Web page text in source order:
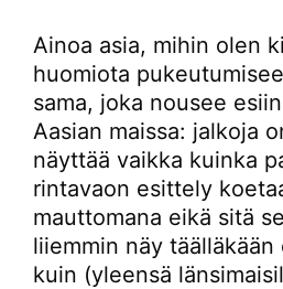
Ainoa asia, mihin olen
huomiota
sama, joka nousee
Aasian maissa: jalkoja
näyttää vaikka kuinka
rintavaon esittely
mauttomana eikä sitä
liiemmin näy täälläkään
kuin (yleensä